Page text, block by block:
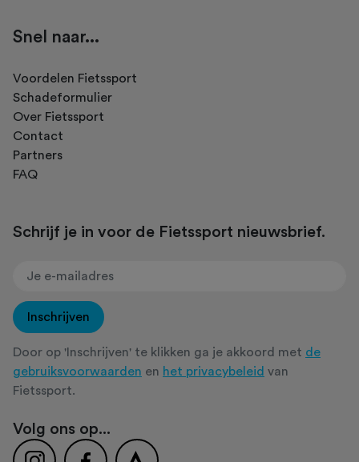
Snel naar...
Voordelen Fietssport
Schadeformulier
Over Fietssport
Contact
Partners
FAQ
Schrijf je in voor de Fietssport nieuwsbrief.
Inschrijven
Door op 'Inschrijven' te klikken ga je akkoord met de
gebruiksvoorwaarden en het privacybeleid van
Fietssport.
Volg ons op...